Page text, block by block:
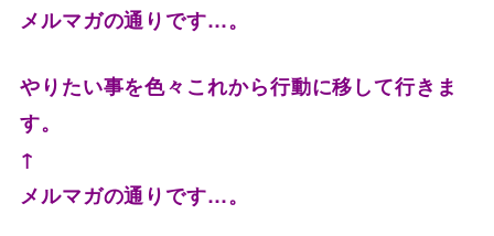
メルマガの通りです…。
やりたい事を色々これから行動に移して行きま
す。
↑
メルマガの通りです…。